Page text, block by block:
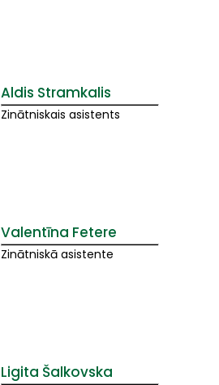
Aldis Stramkalis
Zinātniskais asistents
Valentīna Fetere
Zinātniskā asistente
Ligita Šalkovska